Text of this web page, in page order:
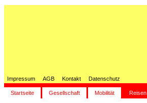
Impressum AGB Kontakt Datenschutz
Startseite Gesellschaft Mobilität Reisen